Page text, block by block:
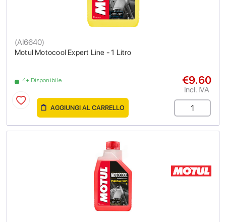
Motul Motocool Expert Line - 1 Litro
(AI6640)
4+ Disponibile €9.60
Incl. IVA
AGGIUNGI AL CARRELLO